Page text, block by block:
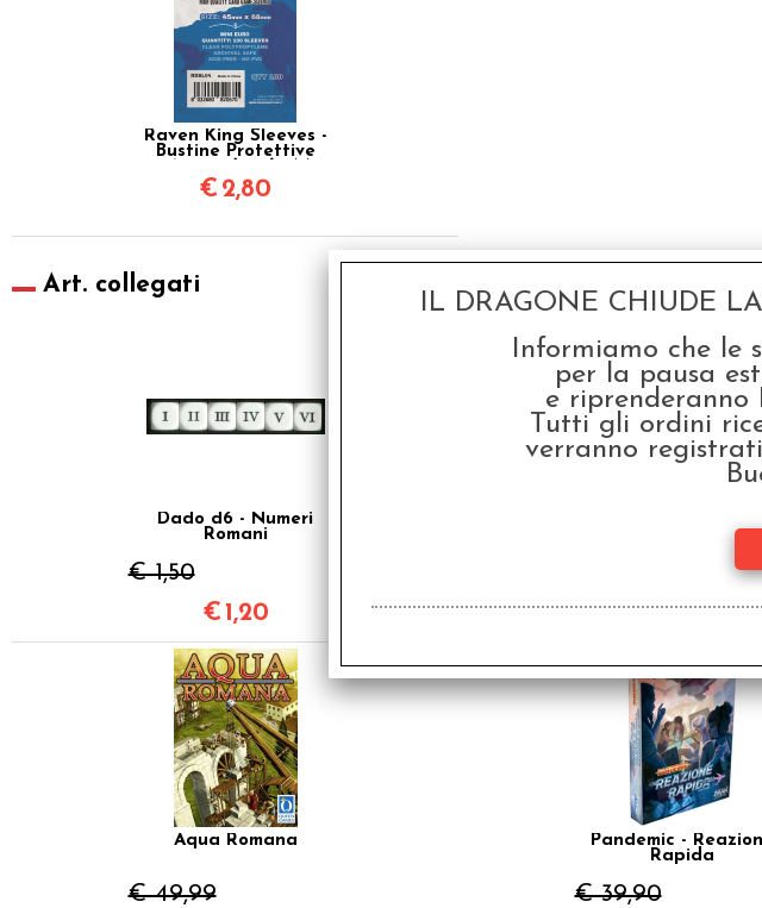
Raven King Sleeves -
Bustine Protettive
Euro
€ 2,80
Art. collegati
Dado d6 - Numeri
Romani
€ 1,50
€ 1,20
Romani - Decine e
€1,20
Aqua Romana
€ 49,99
Pandemic -
Rapida
€ 39,90
IL DRAGONE CHIUDE
Informiamo che le
per la pausa
e riprenderanno
Tutti gli ordini
verranno